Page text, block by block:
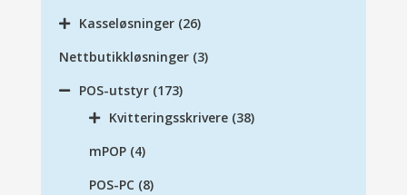
Kasseløsninger (26)
Nettbutikkløsninger (3)
POS-utstyr (173)
Kvitteringsskrivere (38)
mPOP (4)
POS-PC (8)